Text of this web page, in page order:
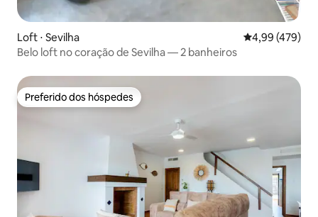
Loft ⋅ Sevilha 4,99 de uma
4,99 (479)
Belo loft no coração de Sevilha — 2 banheiros
Preferido dos hóspedes
Preferido dos hóspedes